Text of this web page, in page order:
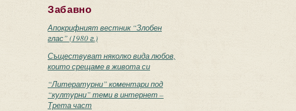
Забавно
Апокрифният вестник “Злобен
глас” (1980 г.)
Съществуват няколко вида любов,
които срещаме в живота си
“Литературни” коментари под
“културни” теми в интернет –
Трета част